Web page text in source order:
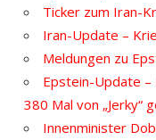
Ticker zum Iran-
Iran-Update –
Meldungen zu
Epstein-Update
380 Mal von „Jerky“
Innenminister